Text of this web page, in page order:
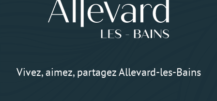
Vivez, aimez, partagez Allevard-les-Bains